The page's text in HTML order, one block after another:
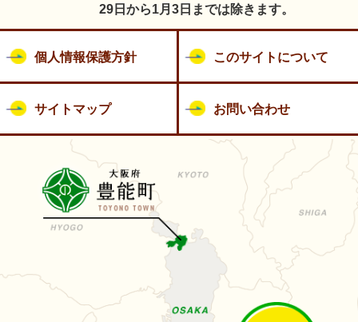
29日から1月3日までは除きます。
個人情報保護方針 このサイトについて
サイトマップ お問い合わせ